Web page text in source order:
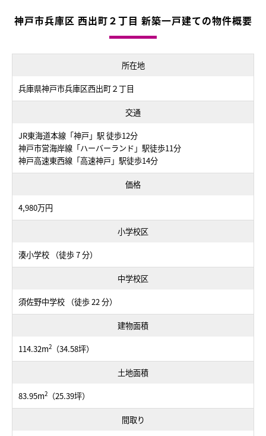
神戸市兵庫区 西出町２丁目 新築一戸建ての物件概要
所在地
兵庫県神戸市兵庫区西出町２丁目
交通
JR東海道本線「神戸」駅 徒歩12分
神戸市営海岸線「ハーバーランド」駅徒歩11分
神戸高速東西線「高速神戸」駅徒歩14分
価格
4,980万円
小学校区
湊小学校 （徒歩 7 分）
中学校区
須佐野中学校 （徒歩 22 分）
建物面積
114.32m2 （34.58坪）
土地面積
83.95m2 （25.39坪）
間取り